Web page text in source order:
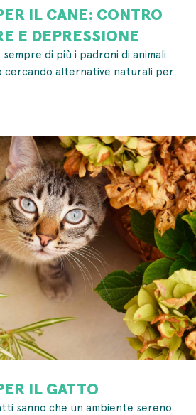
IL CANE: CONTRO
E DEPRESSIONE
di più i padroni di animali
cercando alternative naturali per
IL GATTO
sanno che un ambiente sereno